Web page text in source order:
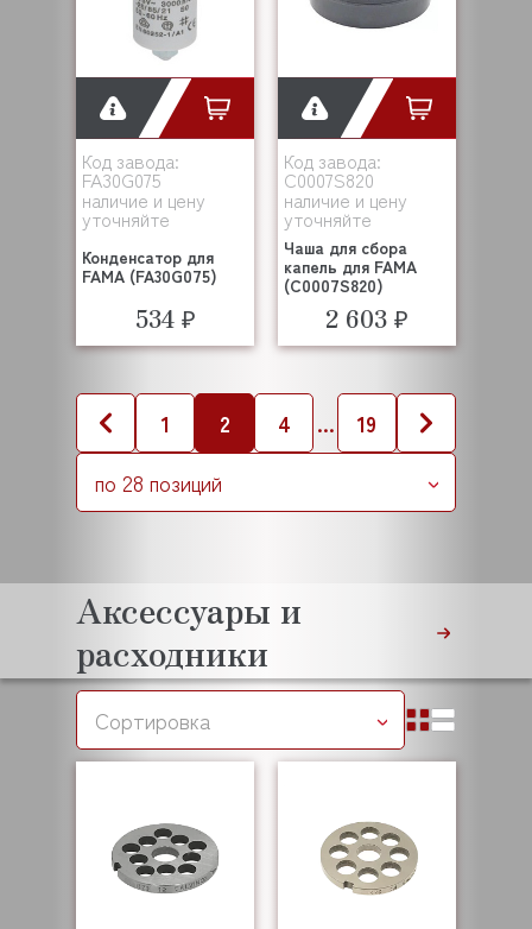
Код завода:
FA30G075
наличие и цену
уточняйте
Конденсатор для
FAMA (FA30G075)
534 ₽
Код завода:
C0007S820
наличие и цену
уточняйте
Чаша для сбора
капель для FAMA
(C0007S820)
2 603 ₽
1 2 4 ...
19
по 28 позиций
Аксессуары и
расходники
Сортировка